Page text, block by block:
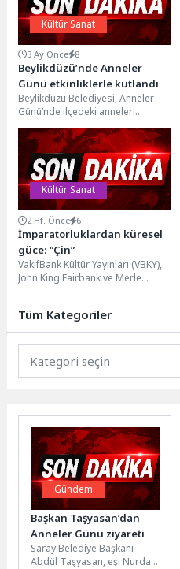
Kültür Sanat
3 Ay Önce 8
Beylikdüzü’nde Anneler
Günü etkinliklerle kutlandı
Beylikdüzü Belediyesi, Anneler
Günü’nde ilçedeki anneleri
unutmadı. Gün kapsamında
belirlenen noktalarda çiçek
dağıtımı yapılırken kamptan...
Kültür Sanat
2 Hf. Önce 6
İmparatorluklardan küresel
güce: “Çin”
VakıfBank Kültür Yayınları (VBKY),
John King Fairbank ve Merle
buluşturuyor....
Tüm Kategoriler
Gündem
Başkan Taşyasan’dan
Anneler Günü ziyareti
Saray Belediye Başkanı
Abdül Taşyasan, eşi Nurdan